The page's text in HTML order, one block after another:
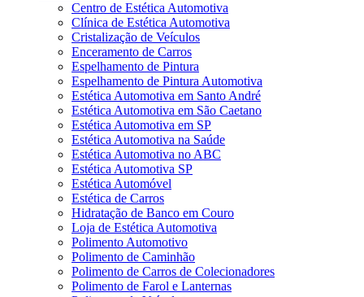
Centro de Estética Automotiva
Clínica de Estética Automotiva
Cristalização de Veículos
Enceramento de Carros
Espelhamento de Pintura
Espelhamento de Pintura Automotiva
Estética Automotiva em Santo André
Estética Automotiva em São Caetano
Estética Automotiva em SP
Estética Automotiva na Saúde
Estética Automotiva no ABC
Estética Automotiva SP
Estética Automóvel
Estética de Carros
Hidratação de Banco em Couro
Loja de Estética Automotiva
Polimento Automotivo
Polimento de Caminhão
Polimento de Carros de Colecionadores
Polimento de Farol e Lanternas